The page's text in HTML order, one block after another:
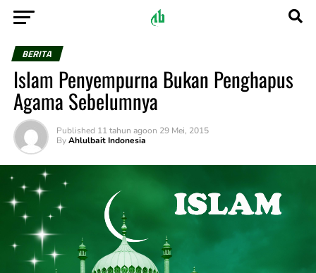
BERITA
Islam Penyempurna Bukan Penghapus
Agama Sebelumnya
Published 11 tahun agoon 29 Mei, 2015
By Ahlulbait Indonesia